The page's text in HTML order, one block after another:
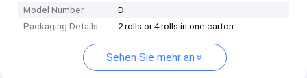
Model Number
D
Packaging Details
2 rolls or 4 rolls in one carton
Sehen Sie mehr an